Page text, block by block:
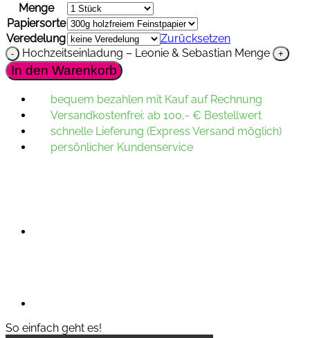
Menge
Papiersorte
Veredelung
Zurücksetzen
Hochzeitseinladung – Leonie & Sebastian Menge
In den Warenkorb
bequem bezahlen mit Kauf auf Rechnung
Versandkostenfrei: ab 100,- € Bestellwert
schnelle Lieferung (Express Versand möglich)
persönlicher Kundenservice
So einfach geht es!